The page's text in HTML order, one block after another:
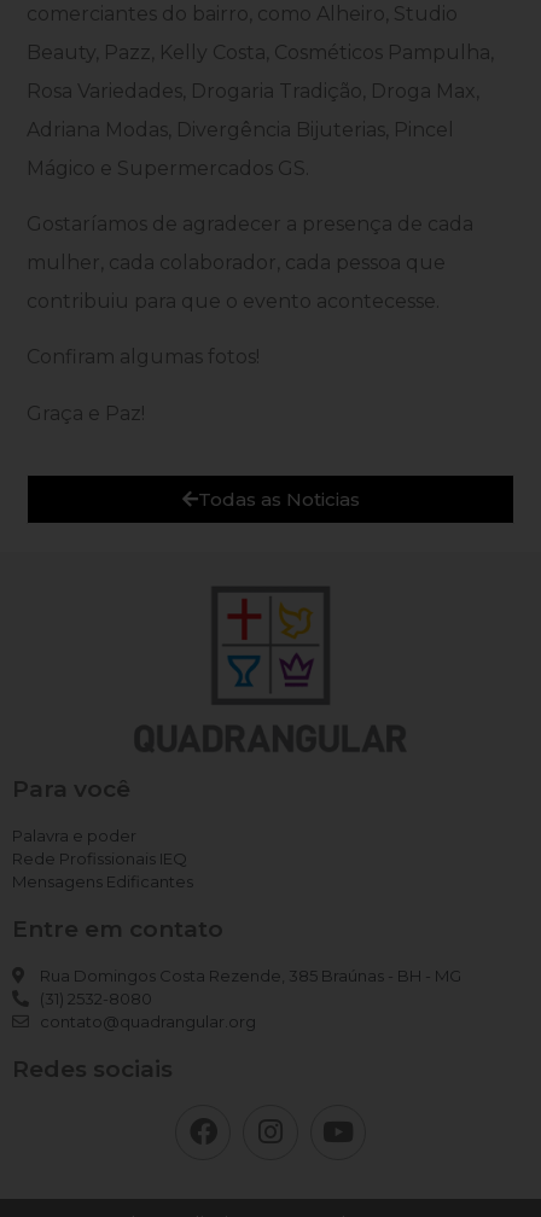
comerciantes do bairro, como Alheiro, Studio
Beauty, Pazz, Kelly Costa, Cosméticos Pampulha,
Rosa Variedades, Drogaria Tradição, Droga Max,
Adriana Modas, Divergência Bijuterias, Pincel
Mágico e Supermercados GS.
Gostaríamos de agradecer a presença de cada
mulher, cada colaborador, cada pessoa que
contribuiu para que o evento acontecesse.
Confiram algumas fotos!
Graça e Paz!
Todas as Noticias
Para você
Palavra e poder
Rede Profissionais IEQ
Mensagens Edificantes
Entre em contato
Rua Domingos Costa Rezende, 385 Braúnas - BH - MG
(31) 2532-8080
contato@quadrangular.org
Redes sociais